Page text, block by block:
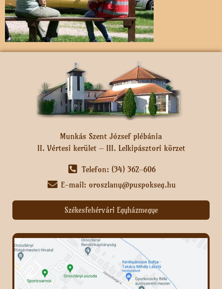
Munkás Szent József plébánia
II. Vértesi kerület – III. Lelkipásztori körzet
Telefon: (34) 362-606
E-mail: oroszlany@puspokseg.hu
Székesfehérvári Egyházmegye